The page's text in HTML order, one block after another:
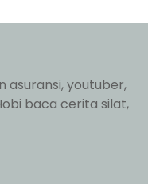
asuransi, youtuber,
baca cerita silat,